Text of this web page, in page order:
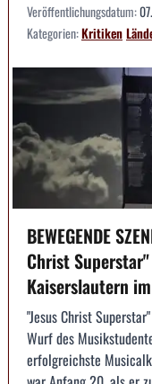
Veröffentlichungsdatum:
Kategorien:Kritiken
BEWEGENDE
Christ
Kaiserslautern
"Jesus Christ
Wurf des
erfolgreichste